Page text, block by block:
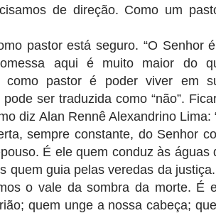
de direção. Como um
pastor está seguro. “O Senhor
aqui é muito maior do
como pastor é poder viver em
ser traduzida como “não”.
diz Alan Rennê Alexandrino Lima:
sempre constante, do Senhor
É ele quem conduz às águas
quem guia pelas veredas da
o vale da sombra da morte. É
quem unge a nossa cabeça;